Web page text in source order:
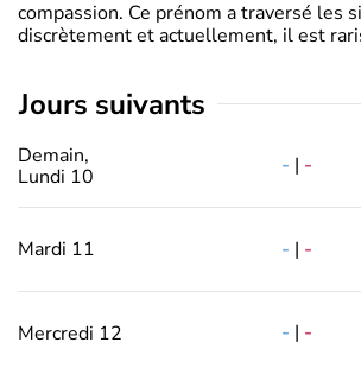
compassion. Ce prénom a traversé les
discrètement et actuellement, il est
jours suivants
Demain,
Lundi 10
- | -
Mardi 11 - | -
Mercredi 12 - | -